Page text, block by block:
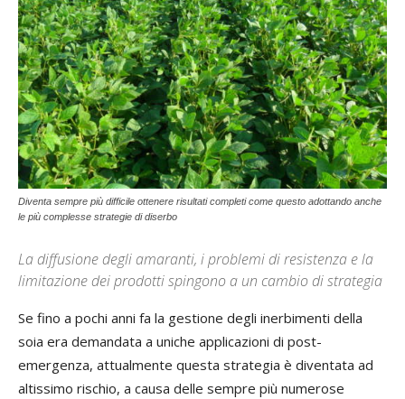
Diventa sempre più difficile ottenere risultati completi come questo adottando anche
le più complesse strategie di diserbo
La diffusione degli amaranti, i problemi di resistenza e la
limitazione dei prodotti spingono a un cambio di strategia
Se fino a pochi anni fa la gestione degli inerbimenti della
soia era demandata a uniche applicazioni di post-
emergenza, attualmente questa strategia è diventata ad
altissimo rischio, a causa delle sempre più numerose